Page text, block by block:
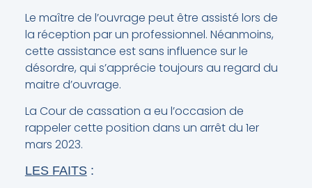
Le maître de l’ouvrage peut être assisté lors de
la réception par un professionnel. Néanmoins,
cette assistance est sans influence sur le
désordre, qui s’apprécie toujours au regard du
maitre d’ouvrage.
La Cour de cassation a eu l’occasion de
rappeler cette position dans un arrêt du 1er
mars 2023.
LES FAITS: